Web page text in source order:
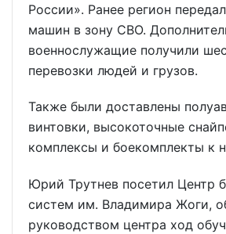
России». Ранее регион
машин в зону СВО.
военнослужащие получили
перевозки людей и грузов.
Также были доставлены
винтовки, высокоточные
комплексы и боекомплекты к
Юрий Трутнев посетил Центр
систем им. Владимира Жоги,
руководством центра ход